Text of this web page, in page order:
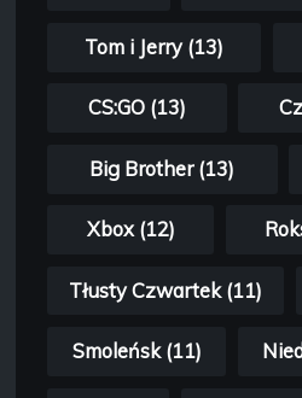
Tom i Jerry (13)
CS:GO (13)
Big Brother (13)
Xbox (12)
Tłusty Czwartek (11)
Smoleńsk (11)